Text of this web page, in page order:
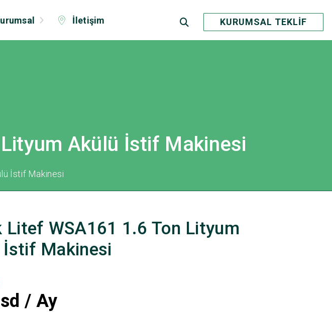
İletişim KURUMSAL TEKLİF
Akülü İstif Makinesi
İstif Makinesi
Litef WSA161 1.6 Ton Lityum
İstif Makinesi
/ Ay